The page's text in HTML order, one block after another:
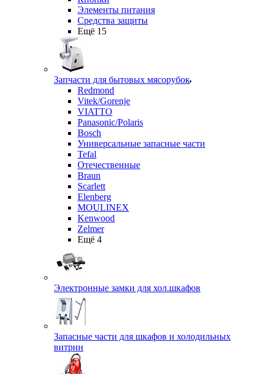
Элементы питания
Средства защиты
Ещё 15
Запчасти для бытовых мясорубок
Redmond
Vitek/Gorenje
VIATTO
Panasonic/Polaris
Bosch
Универсальные запасные части
Tefal
Отечественные
Braun
Scarlett
Elenberg
MOULINEX
Kenwood
Zelmer
Ещё 4
Электронные замки для хол.шкафов
Запасные части для шкафов и холодильных
витрин